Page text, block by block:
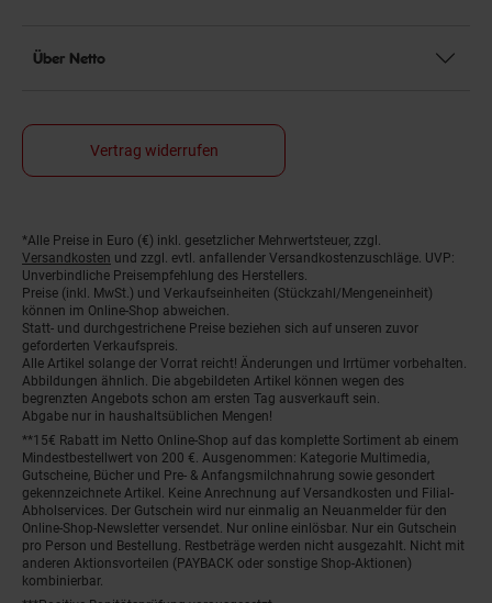
Über Netto
Vertrag widerrufen
Fußnoten
*Alle Preise in Euro (€) inkl. gesetzlicher Mehrwertsteuer, zzgl.
Versandkosten und zzgl. evtl. anfallender Versandkostenzuschläge. UVP:
Unverbindliche Preisempfehlung des Herstellers.
Preise (inkl. MwSt.) und Verkaufseinheiten (Stückzahl/Mengeneinheit)
können im Online-Shop abweichen.
Statt- und durchgestrichene Preise beziehen sich auf unseren zuvor
geforderten Verkaufspreis.
Alle Artikel solange der Vorrat reicht! Änderungen und Irrtümer vorbehalten.
Abbildungen ähnlich. Die abgebildeten Artikel können wegen des
begrenzten Angebots schon am ersten Tag ausverkauft sein.
Abgabe nur in haushaltsüblichen Mengen!
**15€ Rabatt im Netto Online-Shop auf das komplette Sortiment ab einem
Mindestbestellwert von 200 €. Ausgenommen: Kategorie Multimedia,
Gutscheine, Bücher und Pre- & Anfangsmilchnahrung sowie gesondert
gekennzeichnete Artikel. Keine Anrechnung auf Versandkosten und Filial-
Abholservices. Der Gutschein wird nur einmalig an Neuanmelder für den
Online-Shop-Newsletter versendet. Nur online einlösbar. Nur ein Gutschein
pro Person und Bestellung. Restbeträge werden nicht ausgezahlt. Nicht mit
anderen Aktionsvorteilen (PAYBACK oder sonstige Shop-Aktionen)
kombinierbar.